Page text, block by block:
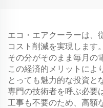
エコ・エアクーラーは、
コスト削減を実現します
その分がそのまま毎月の
この経済的メリットによ
とっても魅力的な投資と
専門の技術者を呼ぶ必要
工事も不要のため、高額